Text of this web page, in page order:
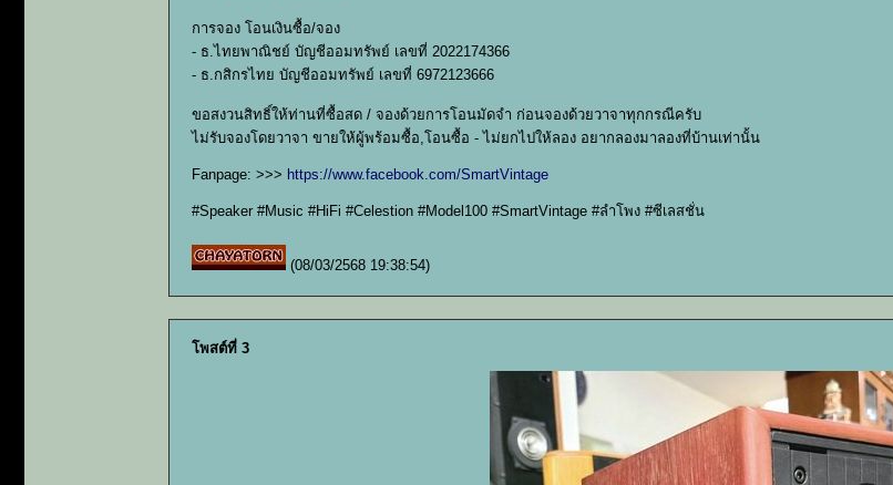
การจอง โอนเงินซื้อ/จอง
- ธ.ไทยพาณิชย์ บัญชีออมทรัพย์ เลขที่ 2022174366
- ธ.กสิกรไทย บัญชีออมทรัพย์ เลขที่ 6972123666
ขอสงวนสิทธิ์ให้ท่านที่ซื้อสด / จองด้วยการโอนมัดจำ ก่อนจองด้วยวาจาทุกกรณีครับ
ไม่รับจองโดยวาจา ขายให้ผู้พร้อมซื้อ,โอนซื้อ - ไม่ยกไปให้ลอง อยากลองมาลองที่บ้านเท่านั้น
Fanpage: >>> https://www.facebook.com/SmartVintage
#Speaker #Music #HiFi #Celestion #Model100 #SmartVintage #ลำโพง #ซีเลสชั่น
(08/03/2568 19:38:54)
โพสต์ที่ 3